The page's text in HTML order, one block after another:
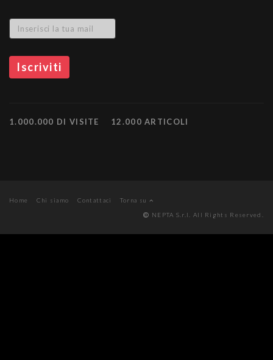
1.000.000 DI VISITE 12.000 ARTICOLI
Home Chi siamo Contattaci
Torna su
NEPTA S.r.l. All Rights Reserved.